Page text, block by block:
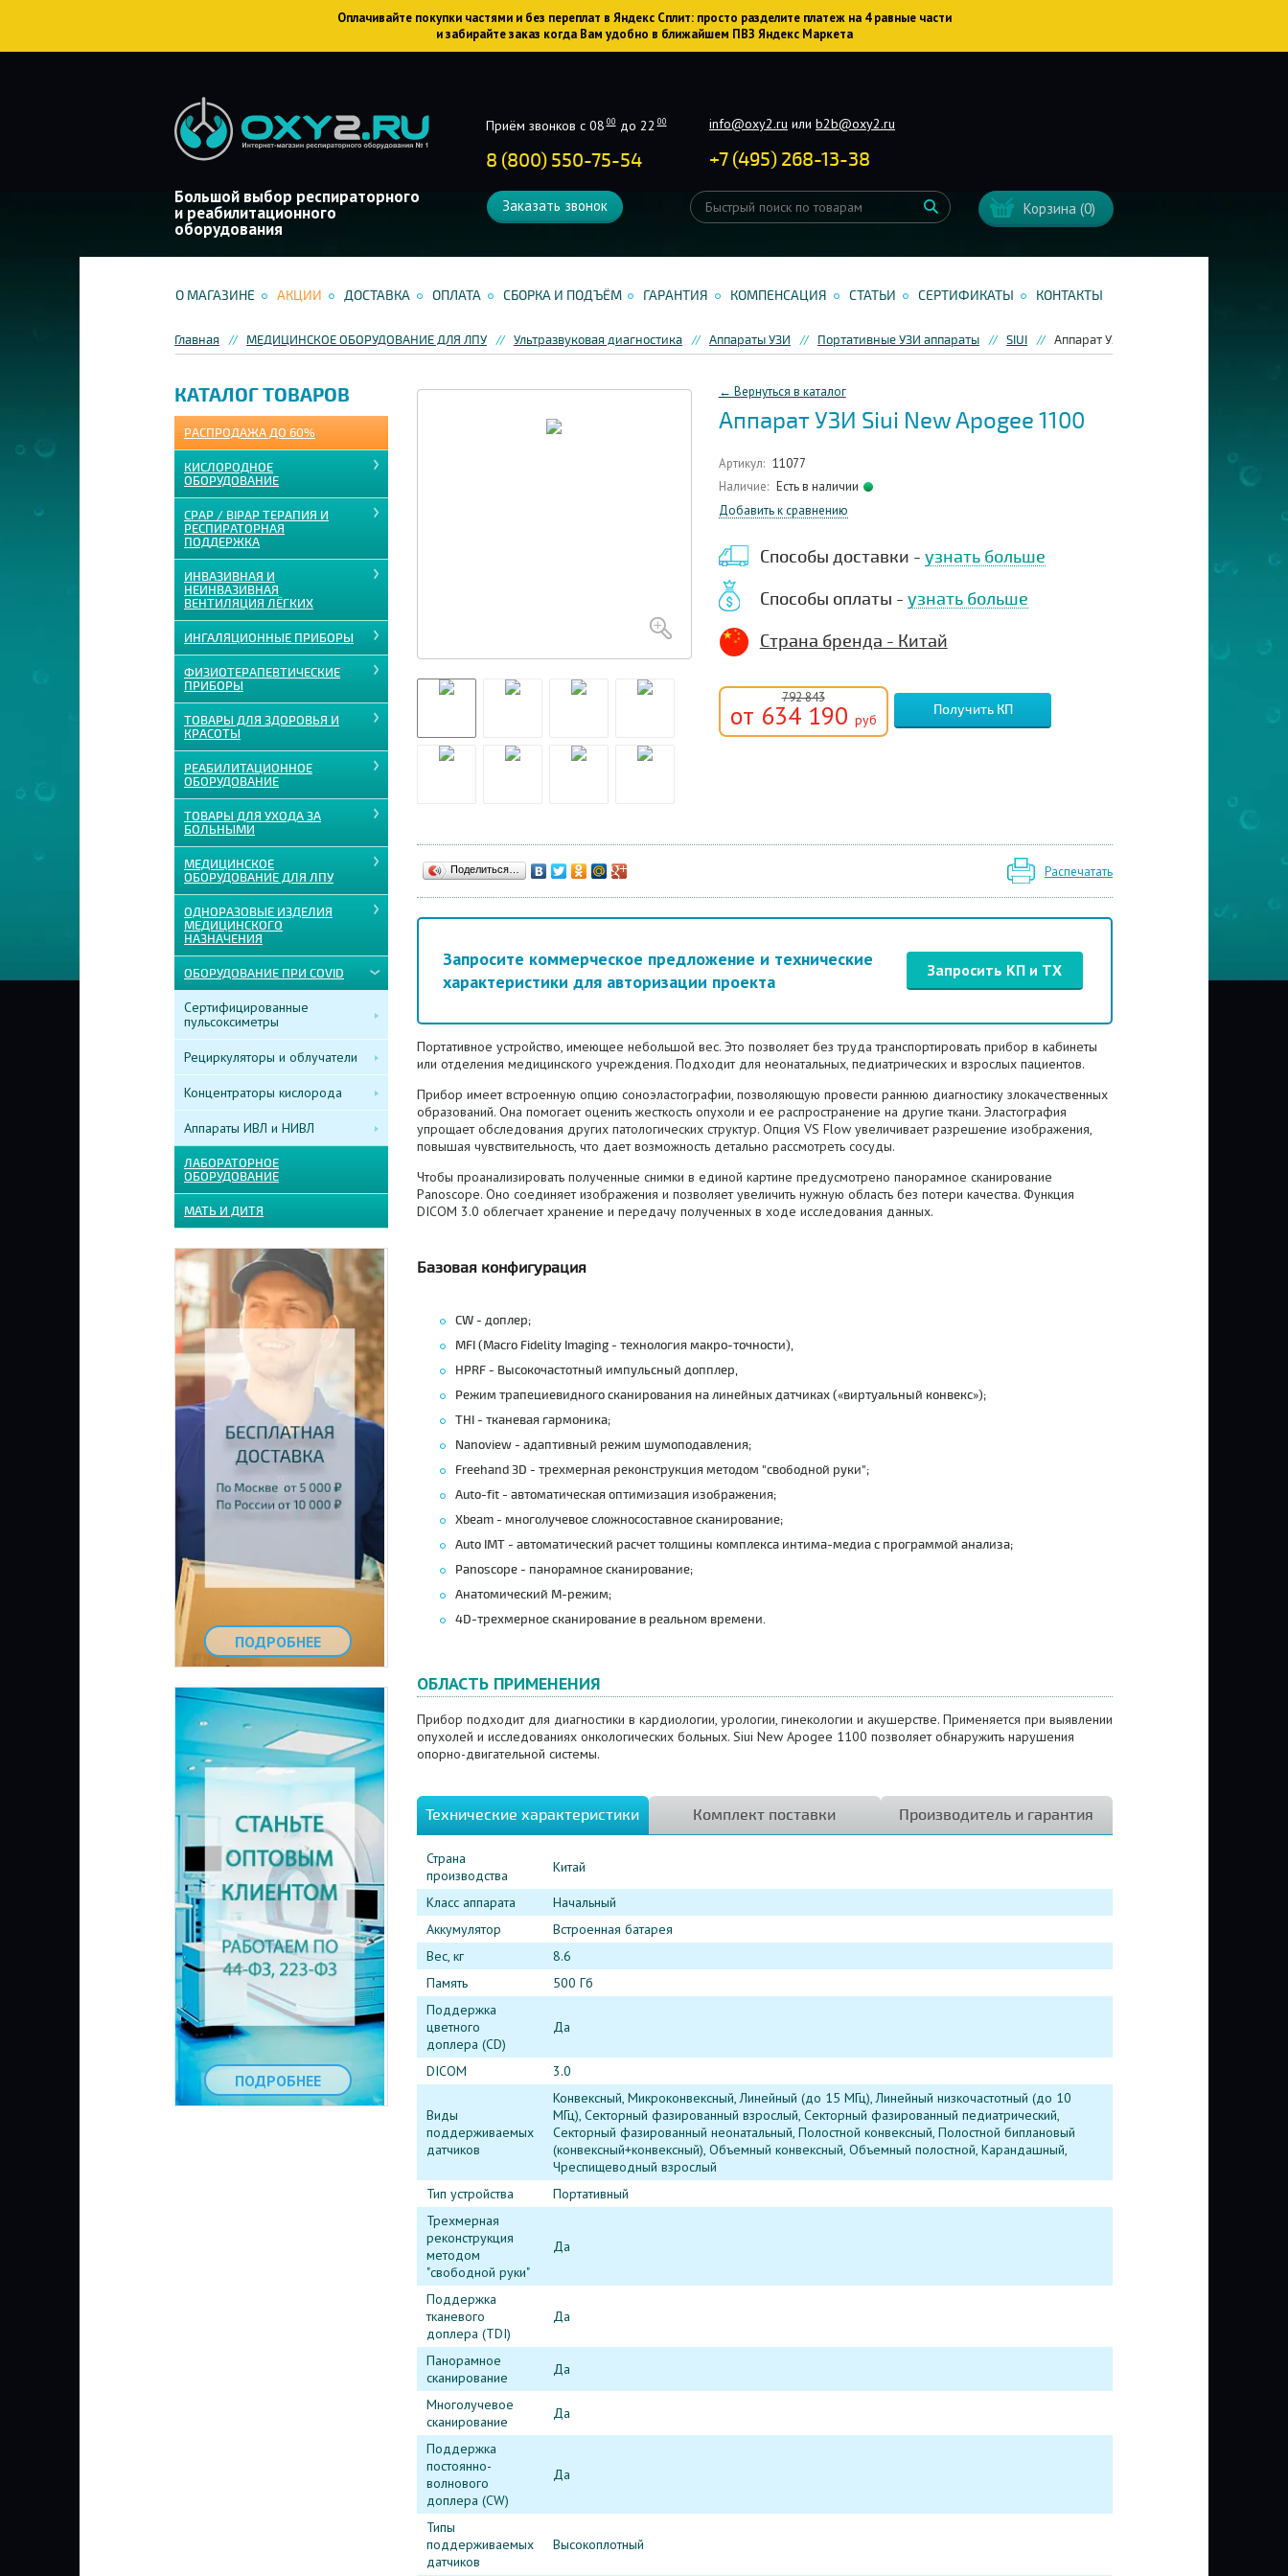
Оплачивайте покупки частями и без переплат в Яндекс Сплит: просто разделите платеж на 4 равные части
и забирайте заказ когда Вам удобно в ближайшем ПВЗ Яндекс Маркета
Большой выбор респираторного
и реабилитационного
оборудования
Приём звонков с 08 00до 22 00
8 (800) 550-75-54
info@oxy2.ru илиb2b@oxy2.ru
+7 (495) 268-13-38
Заказать звонок Корзина(0)
О МАГАЗИНЕ АКЦИИ ДОСТАВКА ОПЛАТА СБОРКА И ПОДЪЁМ ГАРАНТИЯ КОМПЕНСАЦИЯ СТАТЬИ СЕРТИФИКАТЫ КОНТАКТЫ
Главная МЕДИЦИНСКОЕ ОБОРУДОВАНИЕ ДЛЯ ЛПУ Ультразвуковая диагностика Аппараты УЗИ Портативные УЗИ аппараты SIUI Аппарат УЗИ Siui New Apogee 1100
КАТАЛОГ ТОВАРОВ
РАСПРОДАЖА ДО 60%
КИСЛОРОДНОЕ
ОБОРУДОВАНИЕ
CPAP / BIPAP ТЕРАПИЯ И
РЕСПИРАТОРНАЯ
ПОДДЕРЖКА
ИНВАЗИВНАЯ И
НЕИНВАЗИВНАЯ
ВЕНТИЛЯЦИЯ ЛЁГКИХ
ИНГАЛЯЦИОННЫЕ ПРИБОРЫ
ФИЗИОТЕРАПЕВТИЧЕСКИЕ
ПРИБОРЫ
ТОВАРЫ ДЛЯ ЗДОРОВЬЯ И
КРАСОТЫ
РЕАБИЛИТАЦИОННОЕ
ОБОРУДОВАНИЕ
ТОВАРЫ ДЛЯ УХОДА ЗА
БОЛЬНЫМИ
МЕДИЦИНСКОЕ
ОБОРУДОВАНИЕ ДЛЯ ЛПУ
ОДНОРАЗОВЫЕ ИЗДЕЛИЯ
МЕДИЦИНСКОГО
НАЗНАЧЕНИЯ
ОБОРУДОВАНИЕ ПРИ COVID
Сертифицированные
пульсоксиметры
Рециркуляторы и облучатели
Концентраторы кислорода
Аппараты ИВЛ и НИВЛ
ЛАБОРАТОРНОЕ
ОБОРУДОВАНИЕ
МАТЬ И ДИТЯ
ПОДРОБНЕЕ
ПОДРОБНЕЕ
← Вернуться в каталог
Аппарат УЗИ Siui New Apogee 1100
Артикул: 11077
Наличие: Есть в наличии
Добавить к сравнению
Способы доставки - узнать больше
Способы оплаты - узнать больше
Страна бренда - Китай
792 843
от 634 190 руб
Получить КП
Поделиться… Распечатать
Запросите коммерческое предложение и технические
характеристики для авторизации проекта
Запросить КП и ТХ
Портативное устройство, имеющее небольшой вес. Это позволяет без труда транспортировать прибор в кабинеты
или отделения медицинского учреждения. Подходит для неонатальных, педиатрических и взрослых пациентов.
Прибор имеет встроенную опцию соноэластографии, позволяющую провести раннюю диагностику злокачественных
образований. Она помогает оценить жесткость опухоли и ее распространение на другие ткани. Эластография
упрощает обследования других патологических структур. Опция VS Flow увеличивает разрешение изображения,
повышая чувствительность, что дает возможность детально рассмотреть сосуды.
Чтобы проанализировать полученные снимки в единой картине предусмотрено панорамное сканирование
Panoscope. Оно соединяет изображения и позволяет увеличить нужную область без потери качества. Функция
DICOM 3.0 облегчает хранение и передачу полученных в ходе исследования данных.
Базовая конфигурация
CW - доплер;
MFI (Macro Fidelity Imaging - технология макро-точности),
HPRF - Высокочастотный импульсный допплер,
Режим трапециевидного сканирования на линейных датчиках («виртуальный конвекс»);
THI - тканевая гармоника;
Nanoview - адаптивный режим шумоподавления;
Freehand 3D - трехмерная реконструкция методом "свободной руки";
Auto-fit - автоматическая оптимизация изображения;
Xbeam - многолучевое сложносоставное сканирование;
Auto IMT - автоматический расчет толщины комплекса интима-медиа с программой анализа;
Panoscope - панорамное сканирование;
Анатомический М-режим;
4D-трехмерное сканирование в реальном времени.
ОБЛАСТЬ ПРИМЕНЕНИЯ
Прибор подходит для диагностики в кардиологии, урологии, гинекологии и акушерстве. Применяется при выявлении
опухолей и исследованиях онкологических больных. Siui New Apogee 1100 позволяет обнаружить нарушения
опорно-двигательной системы.
Технические характеристики Комплект поставки Производитель и гарантия
Страна
производства
Китай
Класс аппарата
Начальный
Аккумулятор
Встроенная батарея
Вес, кг
8.6
Память
500 Гб
Поддержка
цветного
доплера (CD)
Да
DICOM 3.0
Виды
поддерживаемых
датчиков
Конвексный, Микроконвексный, Линейный (до 15 МГц), Линейный низкочастотный (до 10
МГц), Секторный фазированный взрослый, Секторный фазированный педиатрический,
Секторный фазированный неонатальный, Полостной конвексный, Полостной биплановый
(конвексный+конвексный), Объемный конвексный, Объемный полостной, Карандашный,
Чреспищеводный взрослый
Тип устройства
Портативный
Трехмерная
реконструкция
методом
"свободной руки"
Да
Поддержка
тканевого
доплера (TDI)
Да
Панорамное
сканирование
Да
Многолучевое
сканирование
Да
Поддержка
постоянно-
волнового
доплера (CW)
Да
Типы
поддерживаемых
датчиков
Высокоплотный